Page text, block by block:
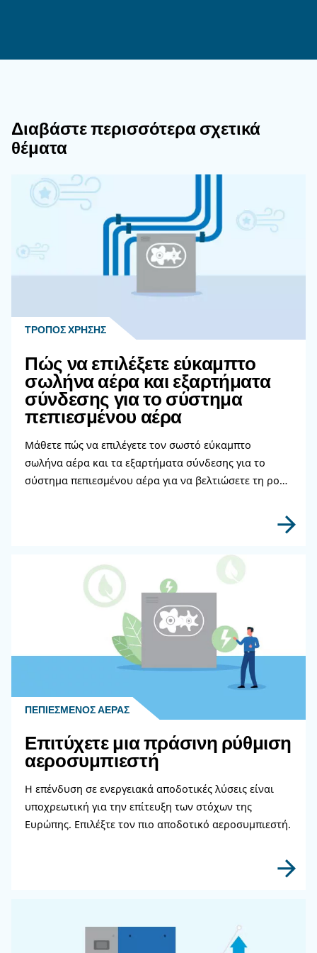
Με μια προσαρμοσμένη προσέγγιση, γνωρίζουμε
Επικοινωνήστε με τους
Για να μάθετε περισσότερα για τα εργαλεία
παρακολούθησης και να βελτιστοποιήσετε τη
επιχείρηση, επικοινωνήστε με τους ειδικούς μας:
ανυπομονούν να σας βοηθήσουν με όλα όσα
Επικοινωνήστε με τους
Χρειάζεστε περισσότερες πληροφορίες για τα
περισσότερες λεπτομέρειες και οι ειδικοί μας θα
επικοινωνήσουν μαζί σας το συντομότερο
Μάθετε περισσότερα από τους ειδικούς μας!